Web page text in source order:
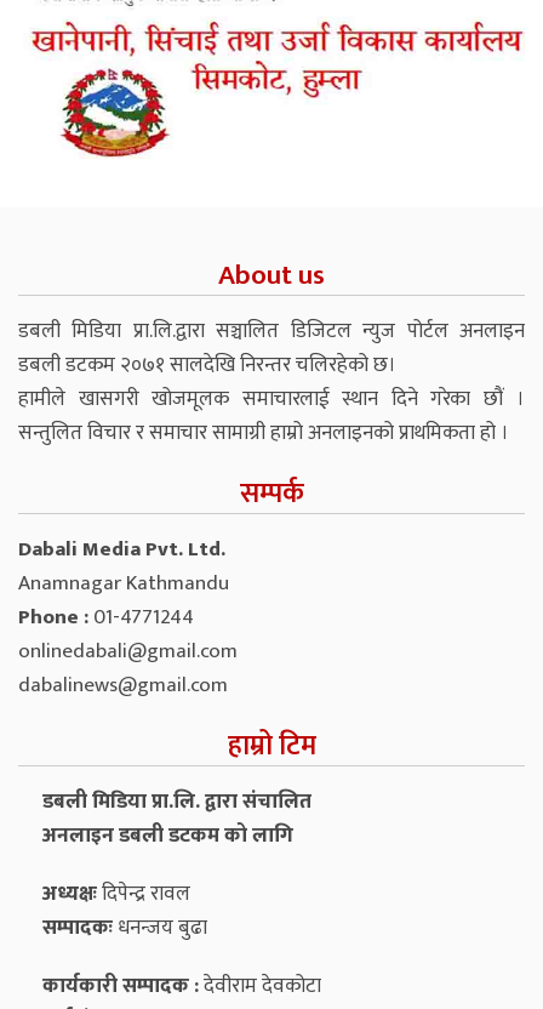
About us
डबली मिडिया प्रा.लि.द्वारा सञ्चालित डिजिटल न्युज पोर्टल अनलाइन
डबली डटकम २०७१ सालदेखि निरन्तर चलिरहेको छ।
हामीले खासगरी खोजमूलक समाचारलाई स्थान दिने गरेका छौं ।
सन्तुलित विचार र समाचार सामाग्री हाम्रो अनलाइनको प्राथमिकता हो ।
सम्पर्क
Dabali Media Pvt. Ltd.
Anamnagar Kathmandu
Phone :01-4771244
onlinedabali@gmail.com
dabalinews@gmail.com
हाम्रो टिम
डबली मिडिया प्रा.लि. द्वारा संचालित
अनलाइन डबली डटकम को लागि
अध्यक्षःदिपेन्द्र रावल
सम्पादकःधनन्‍जय बुढा
कार्यकारी सम्पादक :देवीराम देवकोटा